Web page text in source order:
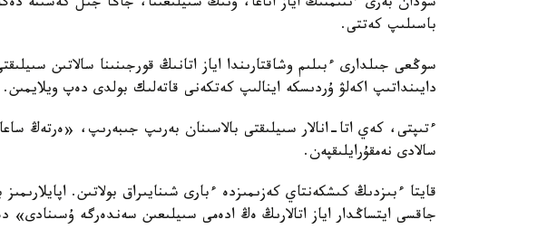
سودان بەرى ءىنىمنىڭ اياز اتاعا، ونىڭ سىيلىعىنا، جاڭا جىل كەشىنە
باسىلىپ كەتتى.
سوڭعى جىلدارى ءبىلىم وشاقتارىندا اياز اتانىڭ قورجىنىنا سالاتىن
دايىنداتىپ اكەلۋ ۇردىسكە اينالىپ كەتكەنى قاتەلىك بولدى دەپ ويلايمىن.
ءتىپتى، كەي اتا-انالار سىيلىقتى بالاسىنان بەرىپ جىبەرىپ، «ەرتەڭ
سالادى نەمقۇرايلىقپەن.
قايتا ءبىزدىڭ كىشكەنتاي كەزىمىزدە ءبارى شىنايىراق بولاتىن.
جاقسى ايتساڭدار اياز اتالارىڭ ەڭ ادەمى سىيلىعىن سەندەرگە ۇسىنادى»